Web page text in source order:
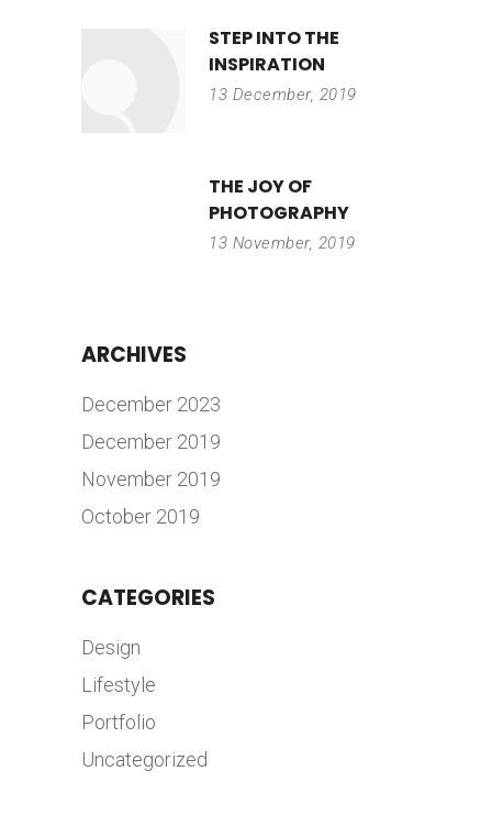
STEP INTO THE
INSPIRATION
13 December, 2019
THE JOY OF
PHOTOGRAPHY
13 November, 2019
ARCHIVES
December 2023
December 2019
November 2019
October 2019
CATEGORIES
Design
Lifestyle
Portfolio
Uncategorized